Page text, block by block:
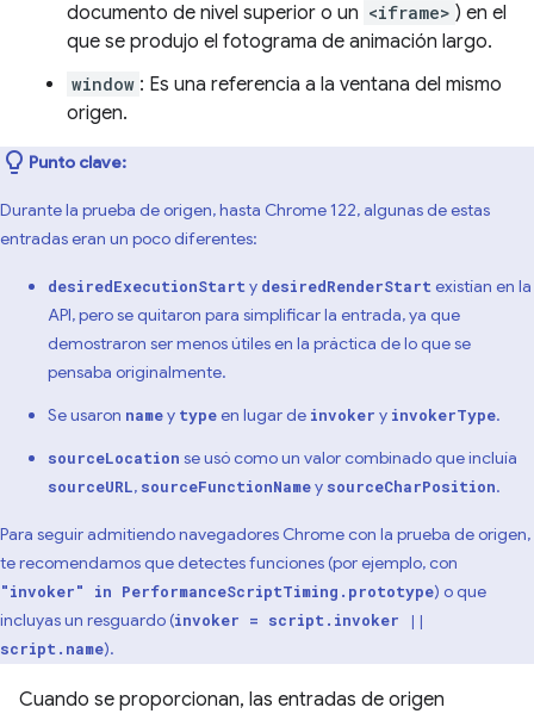
documento de nivel superior o un <iframe> ) en el
que se produjo el fotograma de animación largo.
window : Es una referencia a la ventana del mismo
origen.
Punto clave:
Durante la prueba de origen, hasta Chrome 122, algunas de estas
entradas eran un poco diferentes:
desiredExecutionStart y desiredRenderStart existían en la
API, pero se quitaron para simplificar la entrada, ya que
demostraron ser menos útiles en la práctica de lo que se
pensaba originalmente.
Se usaron namey typeen lugar de invoker y invokerType.
sourceLocation se usó como un valor combinado que incluía
sourceURL, sourceFunctionNamey sourceCharPosition.
Para seguir admitiendo navegadores Chrome con la prueba de origen,
te recomendamos que detectes funciones (por ejemplo, con
"invoker" in PerformanceScriptTiming.prototype) o que
incluyas un resguardo (invoker = script.invoker ||
script.name).
Cuando se proporcionan, las entradas de origen